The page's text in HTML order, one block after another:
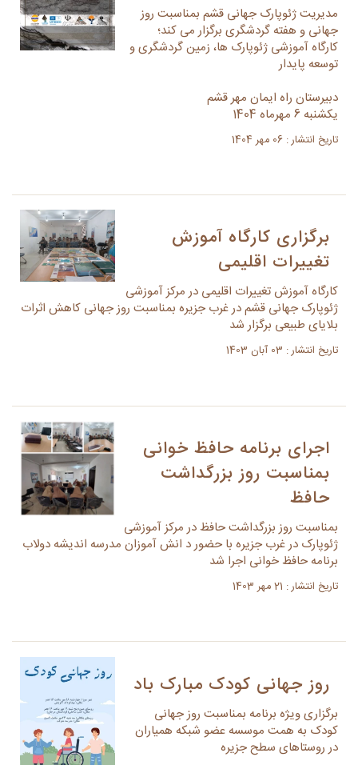
مدیریت ژئوپارک جهانی قشم بمناسبت روز
جهانی و هفته گردشگری برگزار می کند؛
کارگاه آموزشی ژئوپارک ها، زمین گردشگری و
توسعه پایدار
دبیرستان راه ایمان مهر قشم
یکشنبه 6 مهرماه 1404
تاریخ انتشار : 06 مهر 1404
برگزاری کارگاه آموزش
تغییرات اقلیمی
کارگاه آموزش تغییرات اقلیمی در مرکز آموزشی
ژئوپارک جهانی قشم در غرب جزیره بمناسبت روز جهانی کاهش اثرات
بلایای طبیعی برگزار شد
تاریخ انتشار : 03 آبان 1403
اجرای برنامه حافظ خوانی
بمناسبت روز بزرگداشت
حافظ
بمناسبت روز بزرگداشت حافظ در مرکز آموزشی
ژئوپارک در غرب جزیره با حضور د انش آموزان مدرسه اندیشه دولاب
برنامه حافظ خوانی اجرا شد
تاریخ انتشار : 21 مهر 1403
روز جهانی کودک مبارک باد
برگزاری ویژه برنامه بمناسبت روز جهانی
کودک به همت موسسه عضو شبکه همیاران
در روستاهای سطح جزیره